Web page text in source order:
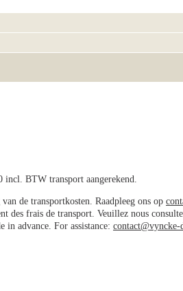
BTW transport aangerekend.
de transportkosten. Raadpleeg ons op
des frais de transport. Veuillez nous
in advance. For assistance: contact@vyncke-